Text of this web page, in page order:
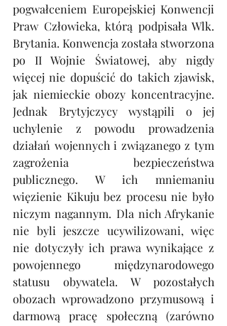
pogwałceniem Europejskiej Konwencji
Praw Człowieka, którą podpisała Wlk.
Brytania. Konwencja została stworzona
po II Wojnie Światowej, aby nigdy
więcej nie dopuścić do takich zjawisk,
jak niemieckie obozy koncentracyjne.
Jednak Brytyjczycy wystąpili o jej
uchylenie z powodu prowadzenia
działań wojennych i związanego z tym
zagrożenia bezpieczeństwa
publicznego. W ich mniemaniu
więzienie Kikuju bez procesu nie było
niczym nagannym. Dla nich Afrykanie
nie byli jeszcze ucywilizowani, więc
nie dotyczyły ich prawa wynikające z
powojennego międzynarodowego
statusu obywatela. W pozostałych
obozach wprowadzono przymusową i
darmową pracę społeczną (zarówno